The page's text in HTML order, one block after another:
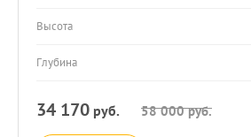
Высота
Глубина
34 170 руб. 58 000руб.